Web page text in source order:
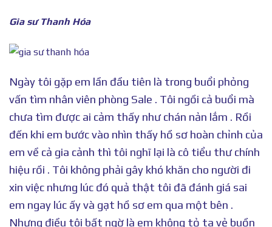
Gia sư Thanh Hóa
Ngày tôi gặp em lần đầu tiên là trong buổi phỏng
vấn tìm nhân viên phòng Sale . Tôi ngồi cả buổi mà
chưa tìm được ai cảm thấy như chán nản lắm . Rồi
đến khi em bước vào nhìn thấy hồ sơ hoàn chỉnh của
em về cả gia cảnh thì tôi nghĩ lại là cô tiểu thư chính
hiệu rồi . Tôi không phải gây khó khăn cho người đi
xin việc nhưng lúc đó quả thật tôi đã đánh giá sai
em ngay lúc ấy và gạt hồ sơ em qua một bên .
Nhưng điều tôi bất ngờ là em không tỏ ta vẻ buồn